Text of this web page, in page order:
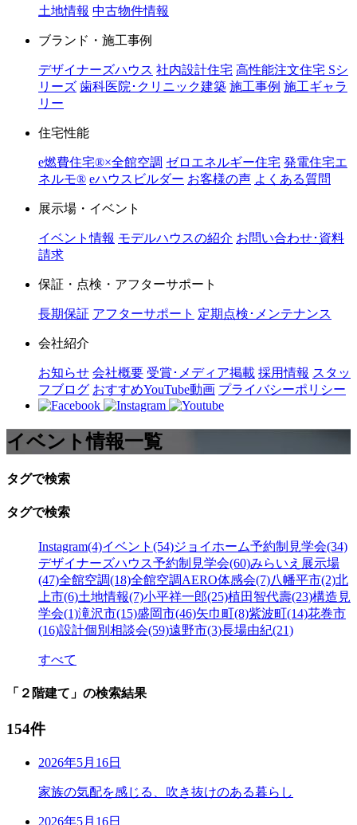
土地情報 中古物件情報
ブランド・施工事例
デザイナーズハウス 社内設計住宅 高性能注文住宅 Sシ
リーズ 歯科医院･クリニック建築 施工事例 施工ギャラ
リー
住宅性能
e燃費住宅®︎×全館空調 ゼロエネルギー住宅 発電住宅エ
ネルモ®︎ eハウスビルダー お客様の声 よくある質問
展示場・イベント
イベント情報 モデルハウスの紹介 お問い合わせ･資料
請求
保証・点検・アフターサポート
長期保証 アフターサポート 定期点検･メンテナンス
会社紹介
お知らせ 会社概要 受賞･メディア掲載 採用情報 スタッ
フブログ おすすめYouTube動画 プライバシーポリシー
イベント情報一覧
タグで検索
タグで検索
Instagram(4)イベント(54)ジョイホーム予約制見学会(34)
デザイナーズハウス予約制見学会(60)みらいえ展示場
(47)全館空調(18)全館空調AERO体感会(7)八幡平市(2)北
上市(6)土地情報(7)小平祥一郎(25)植田智代壽(23)構造見
学会(1)滝沢市(15)盛岡市(46)矢巾町(8)紫波町(14)花巻市
(16)設計個別相談会(59)遠野市(3)長場由紀(21)
すべて
「２階建て」の検索結果
154件
2026年5月16日
家族の気配を感じる、吹き抜けのある暮らし
2026年5月16日